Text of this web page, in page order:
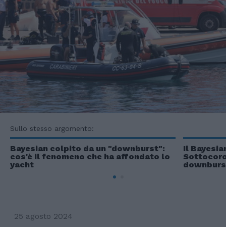
Sullo stesso argomento:
Bayesian colpito da un "downburst":
cos'è il fenomeno che ha affondato lo
yacht
Il
25 agosto 2024